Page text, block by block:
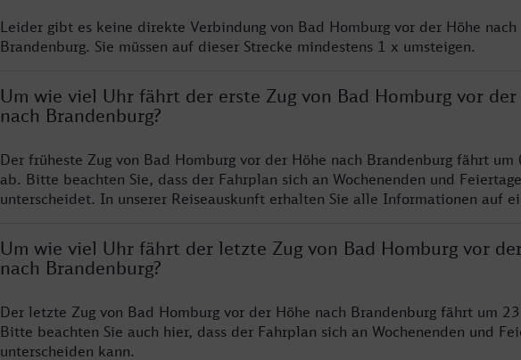
Leider gibt es keine direkte Verbindung von Bad Homburg vor der Höhe nach
Brandenburg. Sie müssen auf dieser Strecke mindestens 1 x umsteigen.
Um wie viel Uhr fährt der erste Zug von Bad Homburg vor der
nach Brandenburg?
Der früheste Zug von Bad Homburg vor der Höhe nach Brandenburg fährt
ab. Bitte beachten Sie, dass der Fahrplan sich an Wochenenden und
unterscheidet. In unserer Reiseauskunft erhalten Sie alle Informationen auf
Um wie viel Uhr fährt der letzte Zug von Bad Homburg vor
nach Brandenburg?
Der letzte Zug von Bad Homburg vor der Höhe nach Brandenburg fährt um
Bitte beachten Sie auch hier, dass der Fahrplan sich an Wochenenden und
unterscheiden kann.